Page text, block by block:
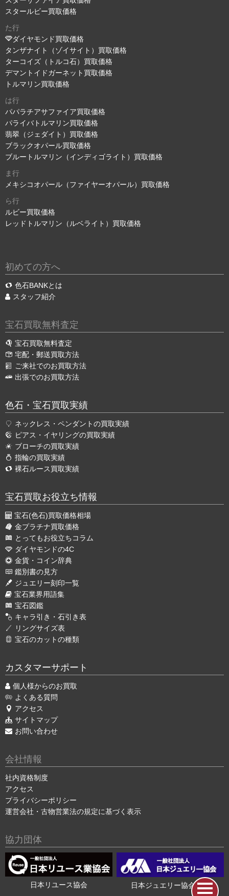
スタールビー買取価格
た行
ダイヤモンド買取価格
タンザナイト（ゾイサイト）買取価格
ターコイズ（トルコ石）買取価格
デマントイドガーネット買取価格
トルマリン買取価格
は行
パパラチアサファイア買取価格
パライバトルマリン買取価格
翡翠（ジェダイト）買取価格
ブラックオパール買取価格
ブルートルマリン（インディゴライト）買取価格
ま行
メキシコオパール（ファイヤーオパール）買取価格
ら行
ルビー買取価格
レッドトルマリン（ルベライト）買取価格
初めての方へ
色石BANKとは
スタッフ紹介
宝石買取無料査定
宝石買取無料査定
宅配・郵送買取方法
ご来社でのお買取方法
出張でのお買取方法
色石・宝石買取実績
ネックレス・ペンダントの買取実績
ピアス・イヤリングの買取実績
ブローチの買取実績
指輪の買取実績
裸石ルース買取実績
宝石買取お役立ち情報
宝石(色石)買取価格相場
金プラチナ買取価格
とってもお役立ちコラム
ダイヤモンドの4C
金貨・コイン辞典
鑑別書の見方
ジュエリー刻印一覧
宝石業界用語集
宝石図鑑
キャラ引き・石引き表
リングサイズ表
宝石のカットの種類
カスタマーサポート
個人様からのお買取
よくある質問
アクセス
サイトマップ
お問い合わせ
会社情報
社内資格制度
アクセス
プライバシーポリシー
運営会社・古物営業法の規定に基づく表示
協力団体
日本リユース協会 日本ジュエリー協会会員